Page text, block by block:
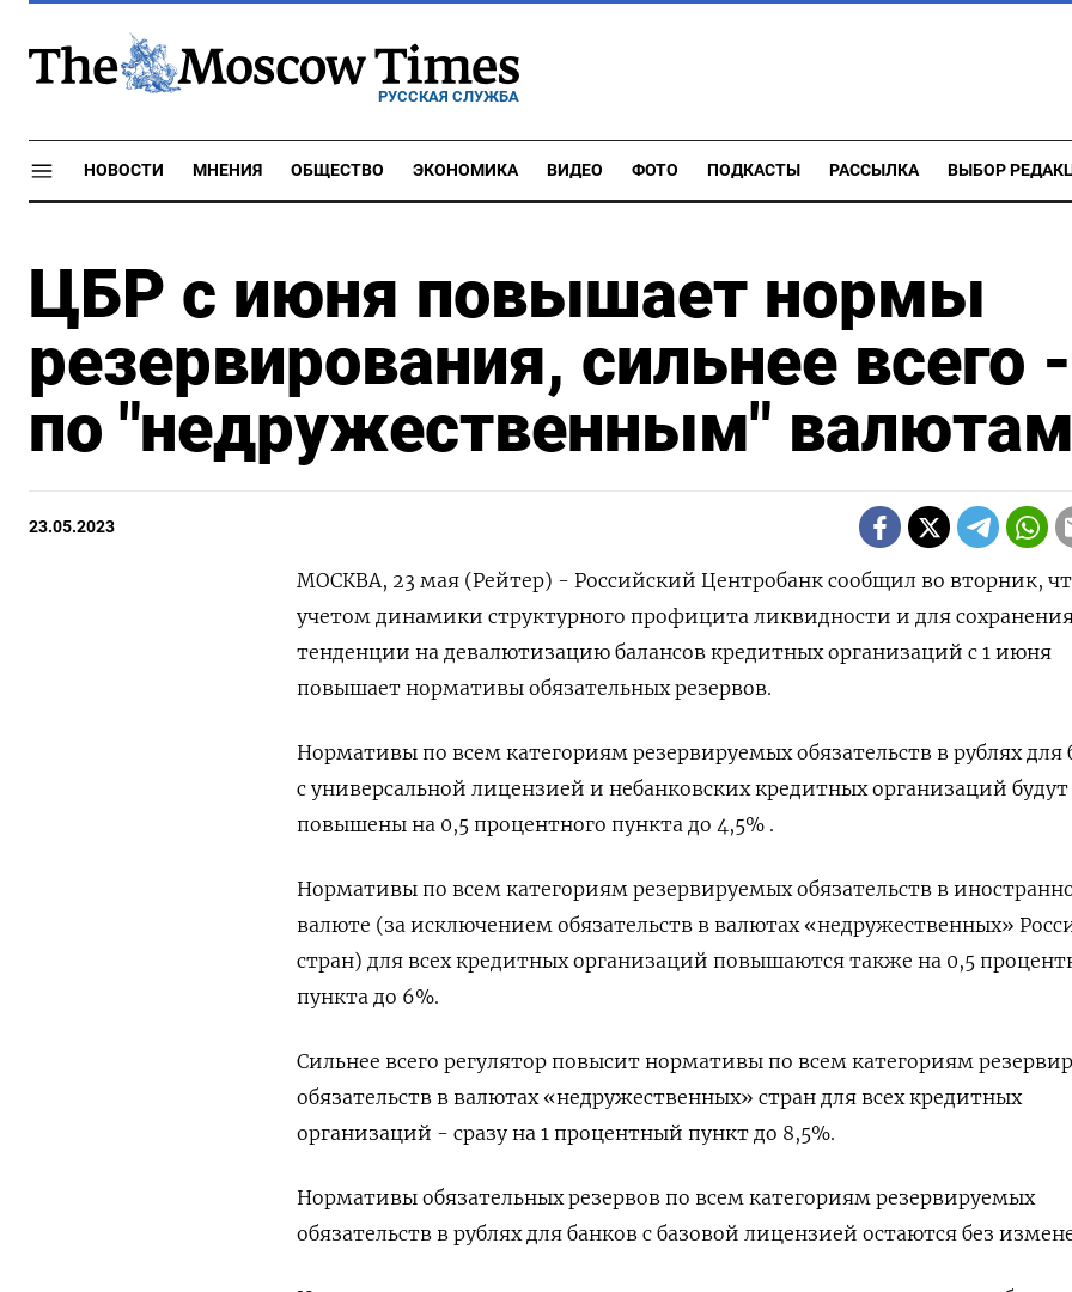
РУССКАЯ СЛУЖБА
НОВОСТИ МНЕНИЯ ОБЩЕСТВО ЭКОНОМИКА ВИДЕО ФОТО ПОДКАСТЫ РАССЫЛКА ВЫБОР
ЦБР с июня повышает нормы
резервирования, сильнее всего -
по "недружественным"
23.05.2023
МОСКВА, 23 мая (Рейтер) - Российский Центробанк сообщил во вторник,
учетом динамики структурного профицита ликвидности и для
тенденции на девалютизацию балансов кредитных организаций с 1 июня
повышает нормативы обязательных резервов.
Нормативы по всем категориям резервируемых обязательств в рублях для
с универсальной лицензией и небанковских кредитных организаций будут
повышены на 0,5 процентного пункта до 4,5% .
Нормативы по всем категориям резервируемых обязательств в
валюте (за исключением обязательств в валютах «недружественных»
стран) для всех кредитных организаций повышаются также на 0,5
пункта до 6%.
Сильнее всего регулятор повысит нормативы по всем категориям
обязательств в валютах «недружественных» стран для всех кредитных
организаций - сразу на 1 процентный пункт до 8,5%.
Нормативы обязательных резервов по всем категориям резервируемых
обязательств в рублях для банков с базовой лицензией остаются без